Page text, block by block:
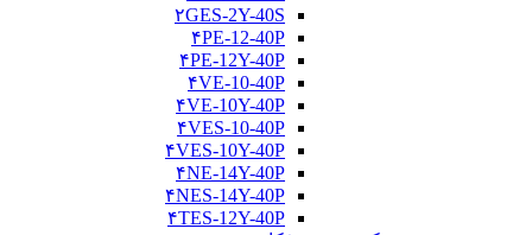
۲GES-2Y-40S
۴PE-12-40P
۴PE-12Y-40P
۴VE-10-40P
۴VE-10Y-40P
۴VES-10-40P
۴VES-10Y-40P
۴NE-14Y-40P
۴NES-14Y-40P
۴TES-12Y-40P